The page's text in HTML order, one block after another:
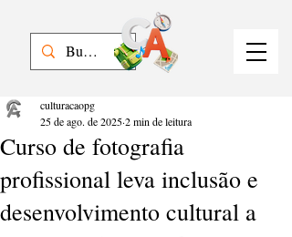
Curso de fotografia
profissional leva inclusão e
desenvolvimento cultural a
culturacaopg
25 de ago. de 20252 min de leitura